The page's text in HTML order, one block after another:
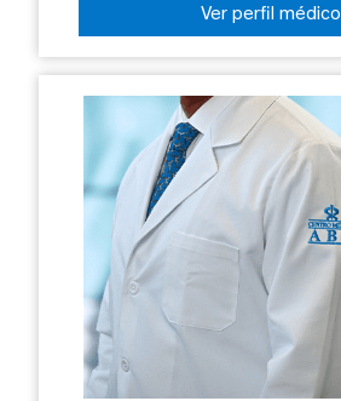
Ver perfil médico